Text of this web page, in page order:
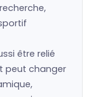
être relié
peut changer